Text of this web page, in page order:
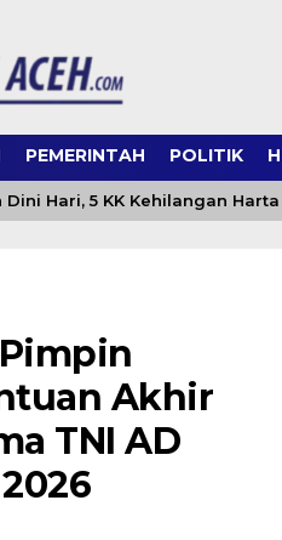
PEMERINTAH POLITIK
Hari, 5 KK Kehilangan Harta
Akhir
TNI AD